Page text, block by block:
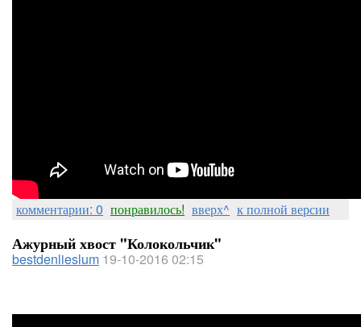
комментарии: 0 понравилось! вверх^ к полной версии
Ажурный хвост "Колокольчик"
bestdenlieslum 19-10-2016 02:15